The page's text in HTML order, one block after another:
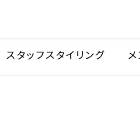
スタッフスタイリング